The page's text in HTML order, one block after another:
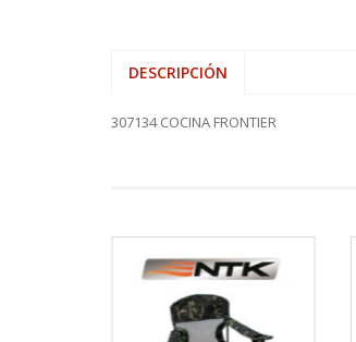
DESCRIPCIÓN
307134 COCINA FRONTIER